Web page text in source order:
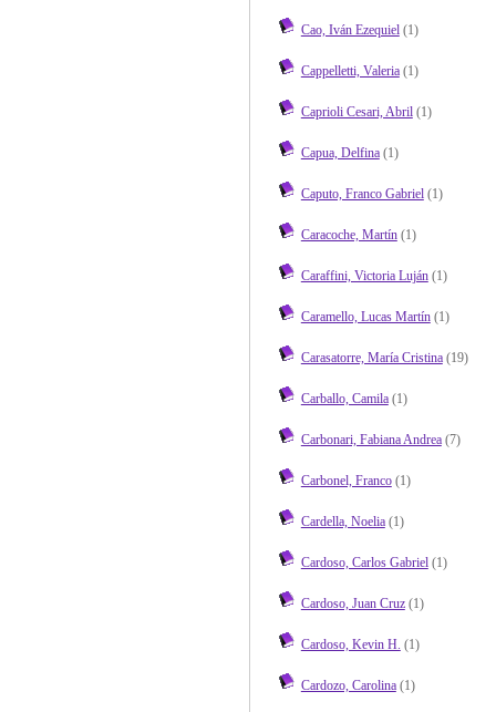
Cao, Iván Ezequiel(1)
Cappelletti, Valeria(1)
Caprioli Cesari, Abril(1)
Capua, Delfina(1)
Caputo, Franco Gabriel(1)
Caracoche, Martín(1)
Caraffini, Victoria Luján(1)
Caramello, Lucas Martín(1)
Carasatorre, María Cristina(19)
Carballo, Camila(1)
Carbonari, Fabiana Andrea(7)
Carbonel, Franco(1)
Cardella, Noelia(1)
Cardoso, Carlos Gabriel(1)
Cardoso, Juan Cruz(1)
Cardoso, Kevin H. (1)
Cardozo, Carolina(1)